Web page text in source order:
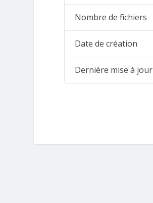
Nombre de fichiers
Date de création
Dernière mise à jour